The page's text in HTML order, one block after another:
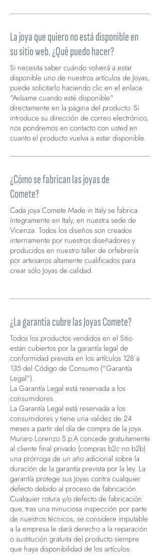
La joya que quiero no está disponible en
su sitio web. ¿Qué puedo hacer?
Si necesita saber cuándo volverá a estar
disponible uno de nuestros artículos de Joyas,
puede solicitarlo haciendo clic en el enlace
"Avísame cuando esté disponible"
directamente en la página del producto. Si
introduce su dirección de correo electrónico,
nos pondremos en contacto con usted en
cuanto el producto vuelva a estar disponible.
¿Cómo se fabrican las joyas de
Comete?
Cada joya Comete Made in Italy se fabrica
íntegramente en Italy, en nuestra sede de
Vicenza. Todos los diseños son creados
internamente por nuestros diseñadores y
producidos en nuestro taller de orfebrería
por artesanos altamente cualificados para
crear sólo Joyas de calidad.
¿La garantía cubre las Joyas Comete?
Todos los productos vendidos en el Sitio
están cubiertos por la garantía legal de
conformidad prevista en los artículos 128 a
135 del Código de Consumo ("Garantía
Legal").
La Garantía Legal está reservada a los
consumidores.
La Garantía Legal está reservada a los
consumidores y tiene una validez de 24
meses a partir del día de compra de la joya.
Muraro Lorenzo S.p.A concede gratuitamente
al cliente final privado (compras b2c no b2b)
una prórroga de un año adicional sobre la
duración de la garantía prevista por la ley. La
garantía protege sus Joyas contra cualquier
defecto debido al proceso de fabricación.
Cualquier rotura y/o defecto de fabricación
que, tras una minuciosa inspección por parte
de nuestros técnicos, se considere imputable
a la empresa le dará derecho a la reparación
o sustitución gratuita del producto siempre
que haya disponibilidad de los artículos.